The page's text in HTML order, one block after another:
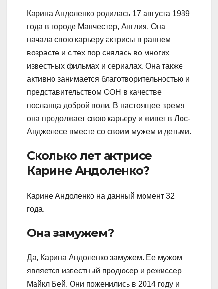
Карина Андоленко родилась 17 августа 1989
года в городе Манчестер, Англия. Она
начала свою карьеру актрисы в раннем
возрасте и с тех пор снялась во многих
известных фильмах и сериалах. Она также
активно занимается благотворительностью и
представительством ООН в качестве
посланца доброй воли. В настоящее время
она продолжает свою карьеру и живет в Лос-
Анджелесе вместе со своим мужем и детьми.
Сколько лет актрисе
Карине Андоленко?
Карине Андоленко на данный момент 32
года.
Она замужем?
Да, Карина Андоленко замужем. Ее мужом
является известный продюсер и режиссер
Майкл Бей. Они поженились в 2014 году и